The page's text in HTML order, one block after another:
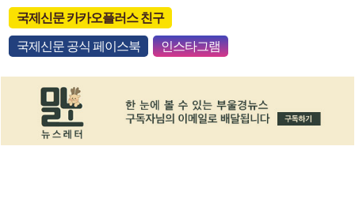
국제신문 카카오플러스 친구
국제신문 공식 페이스북 인스타그램